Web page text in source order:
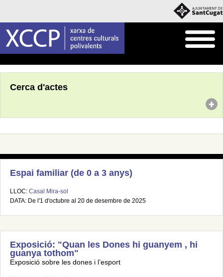
Cerca d'actes
Espai familiar (de 0 a 3 anys)
LLOC: Casal Mira-sol
DATA: De l'1 d'octubre al 20 de desembre de 2025
Exposició: "Quan les Dones hi guanyem , hi
guanya tothom"
Exposició sobre les dones i l’esport